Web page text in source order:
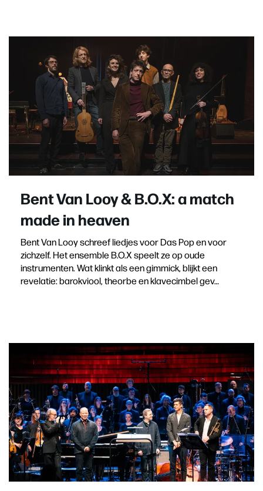
Bent Van Looy & B.O.X: a match
made in heaven
Bent Van Looy schreef liedjes voor Das Pop en voor
zichzelf. Het ensemble B.O.X speelt ze op oude
instrumenten. Wat klinkt als een gimmick, blijkt een
revelatie: barokviool, theorbe en klavecimbel gev…